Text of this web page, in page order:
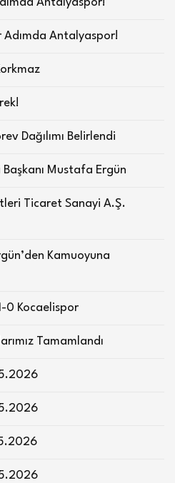
Antalyaspor!
Antalyaspor!
Dağılımı Belirlendi
Mustafa Ergün
Ticaret Sanayi A.Ş.
Kamuoyuna
0 Kocaelispor
Tamamlandı